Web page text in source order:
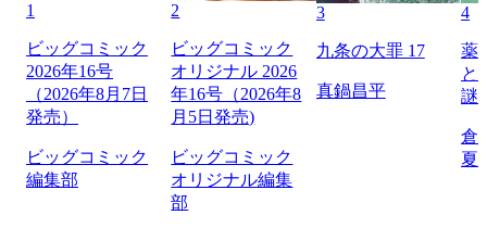
1
ビッグコミック
2026年16号
（2026年8月7日
発売）
ビッグコミック
編集部
2
ビッグコミック
オリジナル 2026
年16号（2026年8
月5日発売)
ビッグコミック
オリジナル編集
部
3
九条の大罪 17
真鍋昌平
4
薬
と
謎
倉
夏